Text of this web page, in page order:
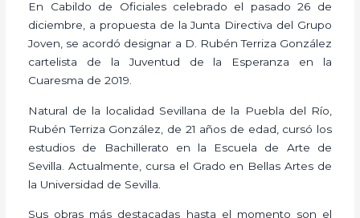
En Cabildo de Oficiales celebrado el pasado 26 de
diciembre, a propuesta de la Junta Directiva del Grupo
Joven, se acordó designar a D. Rubén Terriza González
cartelista de la Juventud de la Esperanza en la
Cuaresma de 2019.
Natural de la localidad Sevillana de la Puebla del Río,
Rubén Terriza González, de 21 años de edad, cursó los
estudios de Bachillerato en la Escuela de Arte de
Sevilla. Actualmente, cursa el Grado en Bellas Artes de
la Universidad de Sevilla.
Sus obras más destacadas hasta el momento son el